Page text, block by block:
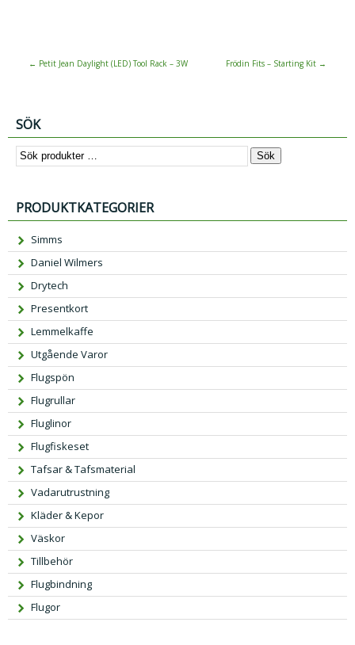
← Petit Jean Daylight (LED) Tool Rack – 3W Frödin Fits – Starting Kit →
SÖK
Sök
PRODUKTKATEGORIER
Simms
Daniel Wilmers
Drytech
Presentkort
Lemmelkaffe
Utgående Varor
Flugspön
Flugrullar
Fluglinor
Flugfiskeset
Tafsar & Tafsmaterial
Vadarutrustning
Kläder & Kepor
Väskor
Tillbehör
Flugbindning
Flugor